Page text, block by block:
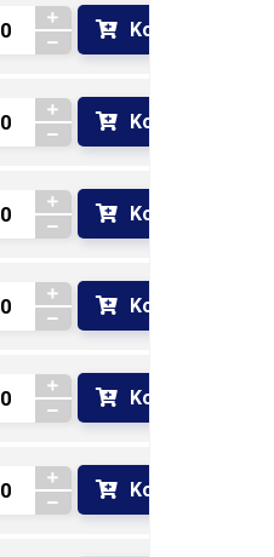
Koupit
Koupit
Koupit
Koupit
Koupit
Koupit